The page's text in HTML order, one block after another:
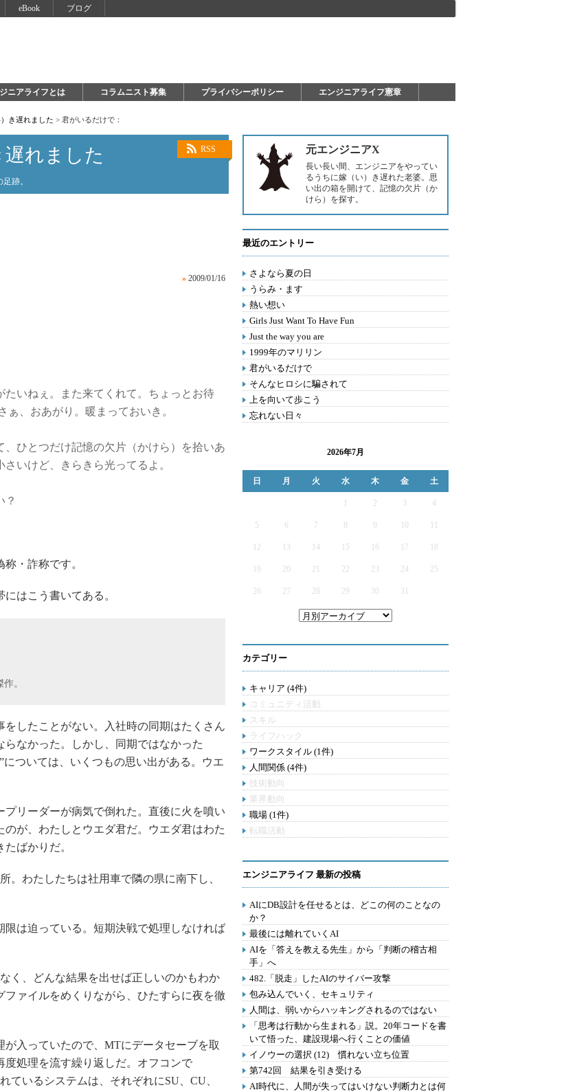
eBook ブログ
ニアライフとは コラムニスト募集 プライバシーポリシー エンジニアライフ憲章
き遅れました > 君がいるだけで：
RSS
れました
跡。
» 2009/01/16
いねぇ。また来てくれて。ちょっとお待
、おあがり。暖まっておいき。
ひとつだけ記憶の欠片（かけら）を拾いあ
いけど、きらきら光ってるよ。
？
・詐称です。
はこう書いてある。
。
したことがない。入社時の同期はたくさん
なかった。しかし、同期ではなかった
ついては、いくつもの思い出がある。ウエ
リーダーが病気で倒れた。直後に火を噴い
が、わたしとウエダ君だ。ウエダ君はわた
ばかりだ。
わたしたちは社用車で隣の県に南下し、
は迫っている。短期決戦で処理しなければ
く、どんな結果を出せば正しいのかもわか
ァイルをめくりながら、ひたすらに夜を徹
入っていたので、MTにデータセーブを取
処理を流す繰り返しだ。オフコンで
ているシステムは、それぞれにSU、CU、
元エンジニアX
長い長い間、エンジニアをやってい
るうちに嫁（い）き遅れた老婆。思
い出の箱を開けて、記憶の欠片（か
けら）を探す。
最近のエントリー
さよなら夏の日
うらみ・ます
熱い想い
Girls Just Want To Have Fun
Just the way you are
1999年のマリリン
君がいるだけで
そんなヒロシに騙されて
上を向いて歩こう
忘れない日々
2026年7月
日 月 火 水 木 金 土
2 3 4
5 6 7 9
12 13 14 15 16 17
19 20 21 22 23 24 25
26 27 28 29 30 31
カテゴリー
キャリア (4件)
コミュニティ活動
スキル
ライフハック
ワークスタイル (1件)
人間関係 (4件)
技術動向
業界動向
職場 (1件)
転職活動
エンジニアライフ 最新の投稿
AIにDB設計を任せるとは、どこの何のことなの
か？
最後には離れていくAI
AIを「答えを教える先生」から「判断の稽古相
手」へ
482.「脱走」したAIのサイバー攻撃
包み込んでいく、セキュリティ
人間は、弱いからハッキングされるのではない
「思考は行動から生まれる」説。20年コードを書
いて悟った、建設現場へ行くことの価値
イノウーの選択 (12) 慣れない立ち位置
第742回 結果を引き受ける
AI時代に、人間が失ってはいけない判断力とは何